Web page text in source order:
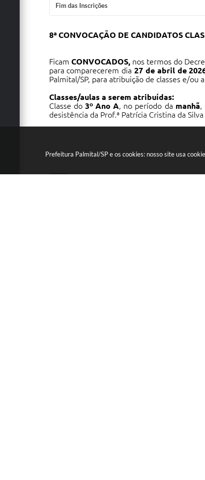
Prefeitura Palmital/SP e os cookies: nosso site usa
Fim das Inscrições
8ª CONVOCAÇÃO DE CANDIDATOS
Ficam CONVOCADOS, nos termos do
para comparecerem dia27 de abril de
Palmital/SP, para atribuição de classes e/ou
Classes/aulas a serem atribuídas:
Classe do 3º Ano A, no período da manhã,
desistência da Prof.ª Patrícia Cristina da